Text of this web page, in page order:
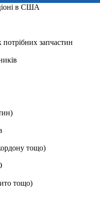
в США
потрібних запчастин
тощо)
тощо)